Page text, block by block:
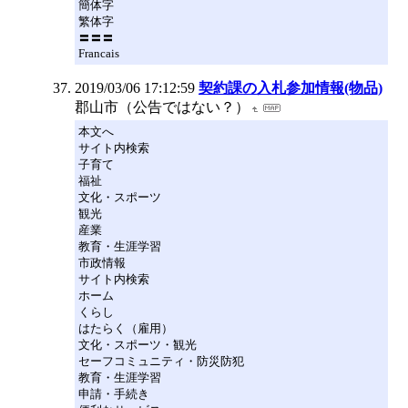
簡体字
繁体字
〓〓〓
Francais
2019/03/06 17:12:59 契約課の入札参加情報(物品)
郡山市（公告ではない？）
本文へ
サイト内検索
子育て
福祉
文化・スポーツ
観光
産業
教育・生涯学習
市政情報
サイト内検索
ホーム
くらし
はたらく（雇用）
文化・スポーツ・観光
セーフコミュニティ・防災防犯
教育・生涯学習
申請・手続き